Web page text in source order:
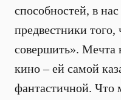
способностей, в
предвестники
совершить». Мечта
кино – ей самой
фантастичной. Что